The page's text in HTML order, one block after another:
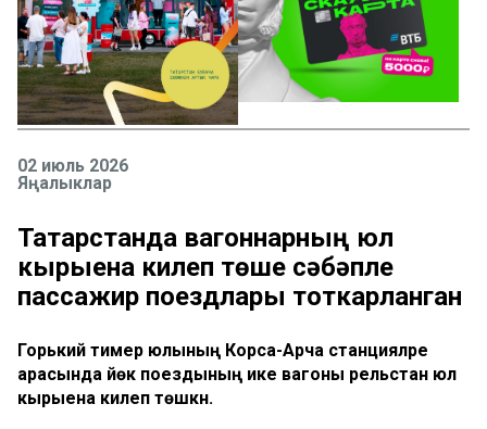
02 июль 2026
Яңалыклар
Татарстанда вагоннарның юл
кырыена килеп төшүе сәбәпле
пассажир поездлары тоткарланган
Горький тимер юлының Корса-Арча станцияләре
арасында йөк поездының ике вагоны рельстан юл
кырыена килеп төшкән.